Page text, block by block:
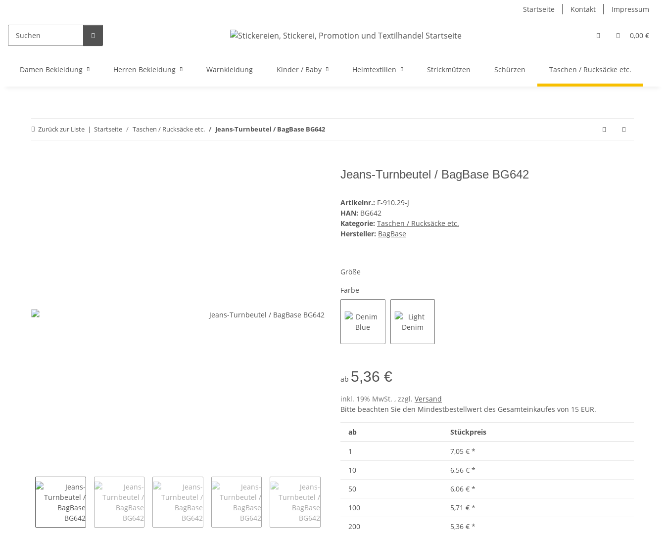
Startseite Kontakt Impressum
0,00 €
Damen Bekleidung Herren Bekleidung Warnkleidung Kinder / Baby Heimtextilien Strickmützen Schürzen Taschen / Rucksäcke etc.
Zurück zur Liste Startseite Taschen / Rucksäcke etc. Jeans-Turnbeutel / BagBase BG642
Jeans-Turnbeutel / BagBase BG642
Artikelnr.: F-910.29-J
HAN: BG642
Kategorie: Taschen / Rucksäcke etc.
Hersteller: BagBase
Größe
Farbe
ab 5,36 €
inkl. 19% MwSt. , zzgl. Versand
Bitte beachten Sie den Mindestbestellwert des Gesamteinkaufes von 15 EUR.
ab Stückpreis
1 7,05 € *
10
6,56 € *
50
6,06 € *
100
5,71 € *
200
5,36 € *